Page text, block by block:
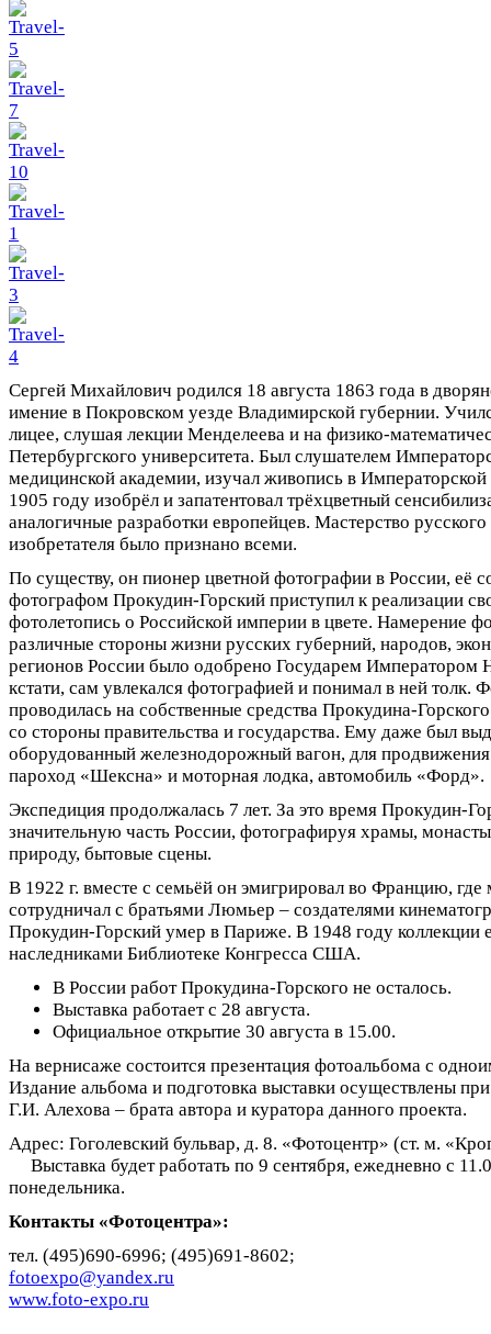
Сергей Михайлович родился 18 августа 1863 года в
имение в Покровском уезде Владимирской губернии.
лицее, слушая лекции Менделеева и на физико-
Петербургского университета. Был слушателем
медицинской академии, изучал живопись в
1905 году изобрёл и запатентовал трёхцветный
аналогичные разработки европейцев. Мастерство
изобретателя было признано всеми.
По существу, он пионер цветной фотографии в России, её
фотографом Прокудин-Горский приступил к реализации
фотолетопись о Российской империи в цвете. Намерение
различные стороны жизни русских губерний, народов,
регионов России было одобрено Государем Императором
кстати, сам увлекался фотографией и понимал в ней толк.
проводилась на собственные средства Прокудина-
со стороны правительства и государства. Ему даже был
оборудованный железнодорожный вагон, для
пароход «Шексна» и моторная лодка, автомобиль «Форд».
Экспедиция продолжалась 7 лет. За это время Прокудин-
значительную часть России, фотографируя храмы,
природу, бытовые сцены.
В 1922 г. вместе с семьёй он эмигрировал во Францию, где
сотрудничал с братьями Люмьер – создателями
Прокудин-Горский умер в Париже. В 1948 году коллекции
наследниками Библиотеке Конгресса США.
В России работ Прокудина-Горского не осталось.
Выставка работает с 28 августа.
Официальное открытие 30 августа в 15.00.
На вернисаже состоится презентация фотоальбома с
Издание альбома и подготовка выставки осуществлены
Г.И. Алехова – брата автора и куратора данного проекта.
Адрес: Гоголевский бульвар, д. 8. «Фотоцентр» (ст. м.
Выставка будет работать по 9 сентября, ежедневно с
понедельника.
Контакты «Фотоцентра»:
тел. (495)690-6996; (495)691-8602;
fotoexpo@yandex.ru
www.foto-expo.ru